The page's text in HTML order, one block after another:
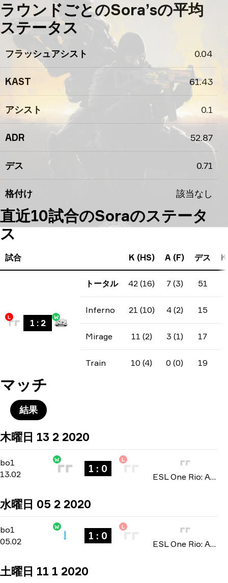
ラウンドごとのSora’sの平均
ステータス
フラッシュアシスト 0.04
KAST 61.43
アシスト 0.1
ADR 52.87
デス 0.71
格付け 該当なし
直近10試合のSoraのステータ
ス
試合 K (HS) A (F) デス
L
1 : 2
W
トータル 42 (16) 7 (3) 51
Inferno 21 (10) 4 (2) 15
Mirage 11 (2) 3 (1) 17
Train 10 (4) 0 (0) 19
マッチ
結果
木曜日 13 2 2020
bo1 North America Open Qualifier 4
13.02
W
1 : 0
L
ESL One Rio: Americas Minor Championship 2020
水曜日 05 2 2020
bo1 North America Open Qualifier 2
05.02
W
1 : 0
L
ESL One Rio: Americas Minor Championship 2020
土曜日 11 1 2020